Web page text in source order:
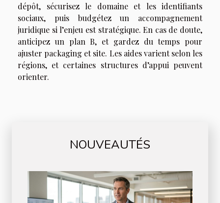
dépôt, sécurisez le domaine et les identifiants
sociaux, puis budgétez un accompagnement
juridique si l’enjeu est stratégique. En cas de doute,
anticipez un plan B, et gardez du temps pour
ajuster packaging et site. Les aides varient selon les
régions, et certaines structures d’appui peuvent
orienter.
NOUVEAUTÉS